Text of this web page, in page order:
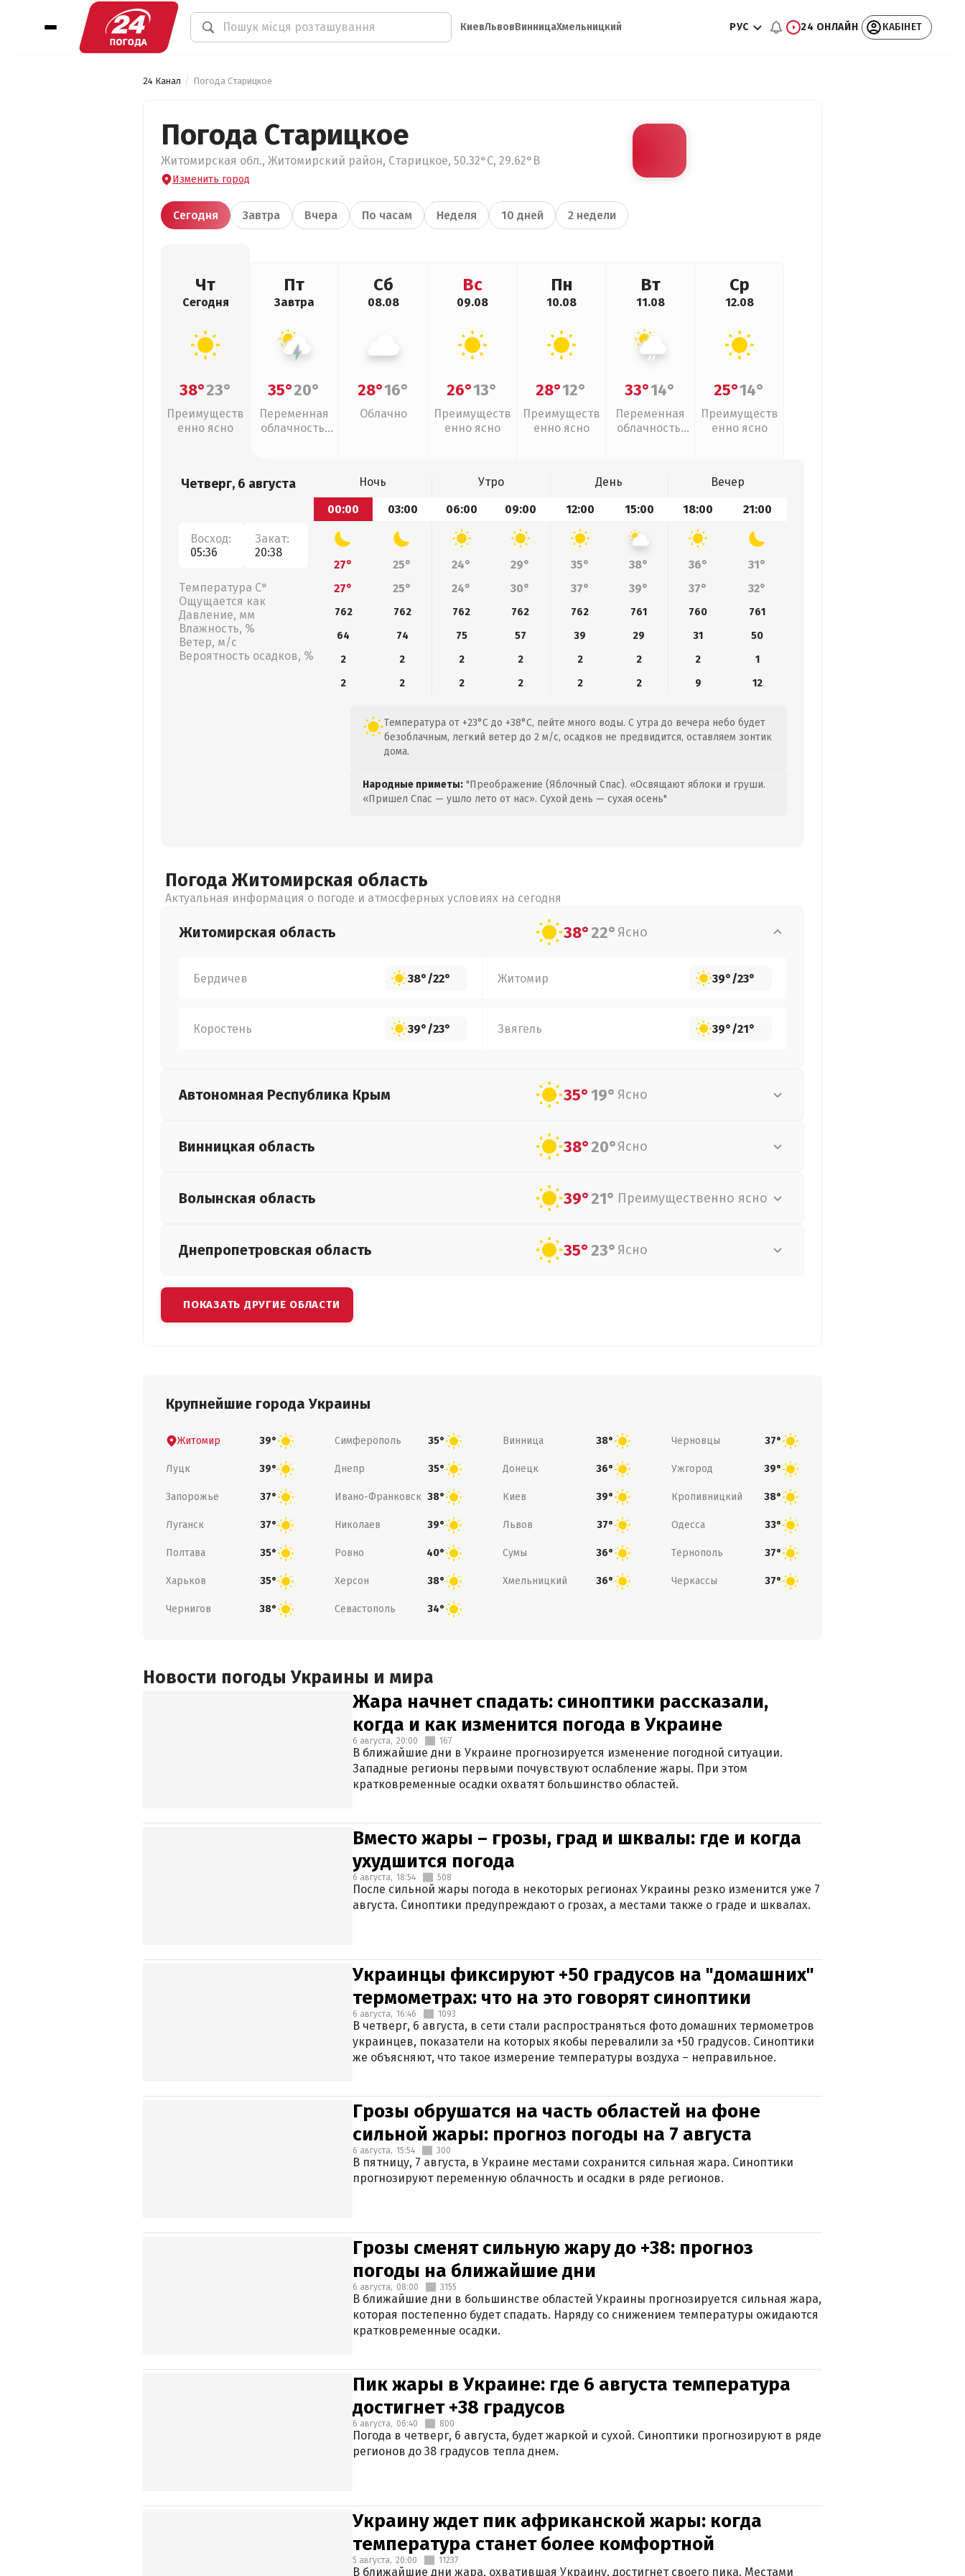
КиевЛьвовВинницаХмельницкий РУС 24 ОНЛАЙН КАБІНЕТ
24 Канал Погода Старицкое
Погода Старицкое
Житомирская обл., Житомирский район, Старицкое, 50.32°С, 29.62°В
Изменить город
Сегодня Завтра Вчера По часам Неделя 10 дней 2 недели
Чт
Сегодня
38°23°
Преимуществ
енно ясно
Пт
Завтра
35°20°
Переменная
облачность,
Сб
08.08
28°16°
Облачно
Вс
09.08
26°13°
Преимуществ
енно ясно
Пн
10.08
28°12°
Преимуществ
енно ясно
Вт
11.08
33°14°
Переменная
облачность,
Ср
12.08
25°14°
Преимуществ
енно ясно
Четверг, 6 августа
Восход:
05:36
Закат:
20:38
Температура С°
Ощущается как
Давление, мм
Влажность, %
Ветер, м/с
Вероятность осадков, %
Ночь Утро День
Вечер
00:00
03:00 06:00 09:00 12:00 15:00 18:00 21:00
27° 25° 24° 29° 35° 38° 36°
31°
27°
25° 24° 30° 37° 39° 37° 32°
762 762 762 762 762 761 760
761
64
74 75 57 39 29 31
50
2
2 2 2 2 2 2
1
2
2 2 2 2 2 9 12
Температура от +23°C до +38°C, пейте много воды. С утра до вечера небо будет
безоблачным, легкий ветер до 2 м/с, осадков не предвидится, оставляем зонтик
дома.
Народные приметы: "Преображение (Яблочный Спас). «Освящают яблоки и груши.
«Пришел Спас — ушло лето от нас». Сухой день — сухая осень"
Погода Житомирская область
Актуальная информация о погоде и атмосферных условиях на сегодня
Житомирская область 38°22° Ясно
Бердичев 38°/22° Житомир 39°/23°
Коростень 39°/23° Звягель 39°/21°
Автономная Республика Крым 35°19° Ясно
Винницкая область 38°20°Ясно
Волынская область 39°21° Преимущественно ясно
Днепропетровская область 35°23° Ясно
ПОКАЗАТЬ ДРУГИЕ ОБЛАСТИ
Крупнейшие города Украины
Житомир 39° Симферополь 35° Винница 38° Черновцы 37°
Луцк 39° Днепр 35° Донецк 36° Ужгород 39°
Запорожье 37° Ивано-Франковск 38° Киев 39° Кропивницкий 38°
Луганск 37° Николаев 39° Львов 37° Одесса 33°
Полтава 35° Ровно 40° Сумы 36° Тернополь 37°
Харьков 35° Херсон 38° Хмельницкий 36° Черкассы 37°
Чернигов 38° Севастополь 34°
Новости погоды Украины и мира
Жара начнет спадать: синоптики рассказали,
когда и как изменится погода в Украине
6 августа, 20:00 167
В ближайшие дни в Украине прогнозируется изменение погодной ситуации.
Западные регионы первыми почувствуют ослабление жары. При этом
кратковременные осадки охватят большинство областей.
Вместо жары – грозы, град и шквалы: где и когда
ухудшится погода
6 августа, 18:54 508
После сильной жары погода в некоторых регионах Украины резко изменится уже 7
августа. Синоптики предупреждают о грозах, а местами также о граде и шквалах.
Украинцы фиксируют +50 градусов на "домашних"
термометрах: что на это говорят синоптики
6 августа, 16:46 1093
В четверг, 6 августа, в сети стали распространяться фото домашних термометров
украинцев, показатели на которых якобы перевалили за +50 градусов. Синоптики
же объясняют, что такое измерение температуры воздуха – неправильное.
Грозы обрушатся на часть областей на фоне
сильной жары: прогноз погоды на 7 августа
6 августа, 15:54 300
В пятницу, 7 августа, в Украине местами сохранится сильная жара. Синоптики
прогнозируют переменную облачность и осадки в ряде регионов.
Грозы сменят сильную жару до +38: прогноз
погоды на ближайшие дни
6 августа, 08:00 3155
В ближайшие дни в большинстве областей Украины прогнозируется сильная жара,
которая постепенно будет спадать. Наряду со снижением температуры ожидаются
кратковременные осадки.
Пик жары в Украине: где 6 августа температура
достигнет +38 градусов
6 августа, 06:40 800
Погода в четверг, 6 августа, будет жаркой и сухой. Синоптики прогнозируют в ряде
регионов до 38 градусов тепла днем.
Украину ждет пик африканской жары: когда
температура станет более комфортной
5 августа, 20:00 11237
В ближайшие дни жара, охватившая Украину, достигнет своего пика. Местами